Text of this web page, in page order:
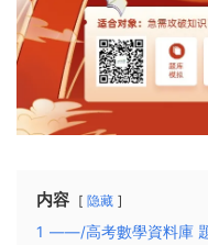
内容 隐藏
1 ——/高考數學資料庫